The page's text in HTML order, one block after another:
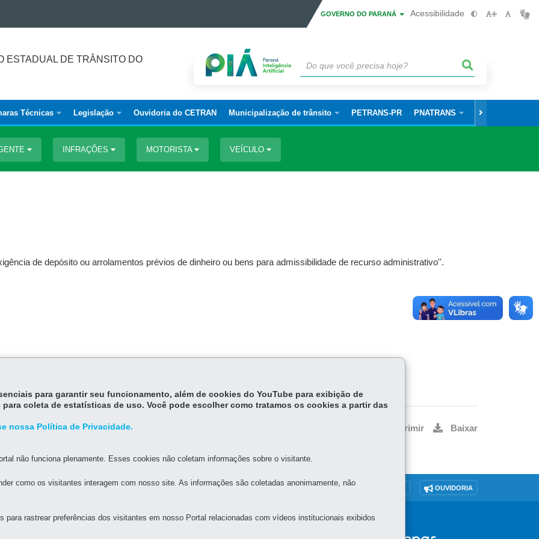
GOVERNO DO PARANÁ Acessibilidade
ESTADUAL DE TRÂNSITO DO
Técnicas Legislação Ouvidoria do CETRAN Municipalização de trânsito PETRANS-PR PNATRANS Informações
INFRAÇÕES MOTORISTA VEÍCULO
de depósito ou arrolamentos prévios de dinheiro ou bens para admissibilidade de recurso administrativo''.
Imprimir Baixar
MAPA DO SITE DENUNCIE CORRUPÇÃO OUVIDORIA
DE TRÂNSITO DO PARANÁ - CETRAN
para garantir seu funcionamento, além de cookies do YouTube para exibição de
coleta de estatísticas de uso. Você pode escolher como tratamos os cookies a partir das
nossa Política de Privacidade.
não funciona plenamente. Esses cookies não coletam informações sobre o visitante.
como os visitantes interagem com nosso site. As informações são coletadas anonimamente, não
para rastrear preferências dos visitantes em nosso Portal relacionadas com vídeos institucionais exibidos